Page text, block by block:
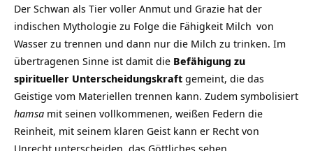
Der Schwan als Tier voller Anmut und Grazie hat der
indischen Mythologie zu Folge die Fähigkeit Milch von
Wasser zu trennen und dann nur die Milch zu trinken. Im
übertragenen Sinne ist damit die Befähigung zu
spiritueller Unterscheidungskraft gemeint, die das
Geistige vom Materiellen trennen kann. Zudem symbolisiert
hamsa mit seinen vollkommenen, weißen Federn die
Reinheit, mit seinem klaren Geist kann er Recht von
Unrecht unterscheiden, das Göttliches sehen.